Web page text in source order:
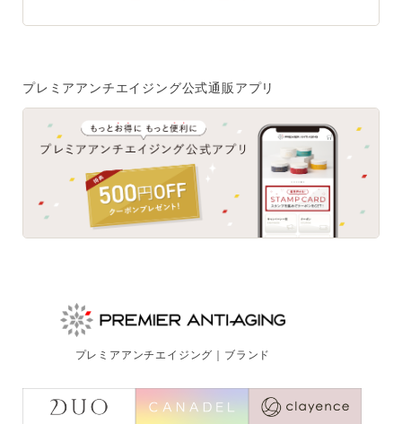
プレミアアンチエイジング公式通販アプリ
プレミアアンチエイジング｜ブランド